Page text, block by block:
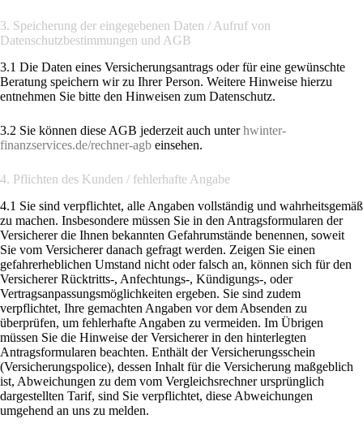
3. Speicherung der eingegebenen Daten / Aufruf von
Datenschutzbestimmungen und AGB
3.1 Die Daten eines Versicherungsantrags oder für eine gewünschte
Beratung speichern wir zu Ihrer Person. Weitere Hinweise hierzu
entnehmen Sie bitte den Hinweisen zum Datenschutz.
3.2 Sie können diese AGB jederzeit auch unterhwinter-
finanzservices.de/rechner-agb einsehen.
4. Pflichten des Kunden / fehlerhafte Angabe
4.1 Sie sind verpflichtet, alle Angaben vollständig und wahrheitsgemäß
zu machen. Insbesondere müssen Sie in den Antragsformularen der
Versicherer die Ihnen bekannten Gefahrumstände benennen, soweit
Sie vom Versicherer danach gefragt werden. Zeigen Sie einen
gefahrerheblichen Umstand nicht oder falsch an, können sich für den
Versicherer Rücktritts-, Anfechtungs-, Kündigungs-, oder
Vertragsanpassungsmöglichkeiten ergeben. Sie sind zudem
verpflichtet, Ihre gemachten Angaben vor dem Absenden zu
überprüfen, um fehlerhafte Angaben zu vermeiden. Im Übrigen
müssen Sie die Hinweise der Versicherer in den hinterlegten
Antragsformularen beachten. Enthält der Versicherungsschein
(Versicherungspolice), dessen Inhalt für die Versicherung maßgeblich
ist, Abweichungen zu dem vom Vergleichsrechner ursprünglich
dargestellten Tarif, sind Sie verpflichtet, diese Abweichungen
umgehend an uns zu melden.